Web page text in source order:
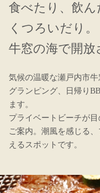
食べたり、飲ん
くつろいだり。
牛窓の海で開放
気候の温暖な瀬戸内市牛
グランピング、日帰り
ます。
プライベートビーチが
ご案内。 潮風を感じる
えるスポットです。